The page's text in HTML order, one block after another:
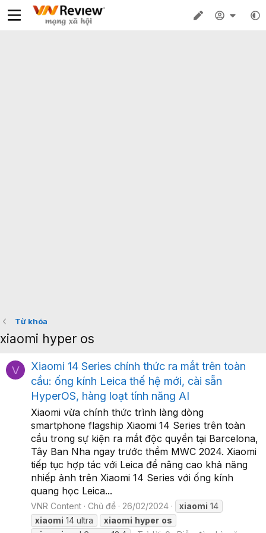
Từ khóa
xiaomi hyper os
V
Xiaomi 14 Series chính thức ra mắt trên toàn
cầu: ống kính Leica thế hệ mới, cài sẵn
HyperOS, hàng loạt tính năng AI
Xiaomi vừa chính thức trình làng dòng
smartphone flagship Xiaomi 14 Series trên toàn
cầu trong sự kiện ra mắt độc quyền tại Barcelona,
Tây Ban Nha ngay trước thềm MWC 2024. Xiaomi
tiếp tục hợp tác với Leica để nâng cao khả năng
nhiếp ảnh trên Xiaomi 14 Series với ống kính
quang học Leica...
VNR Content Chủ đề 26/02/2024 xiaomi 14
xiaomi 14 ultra xiaomi hyper os